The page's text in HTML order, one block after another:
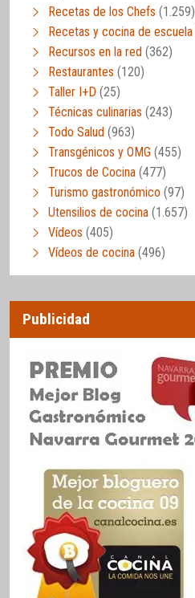
Recetas de los Chefs (1.259)
Recetas y cocina de escuela
Recursos en la red (362)
Restaurantes (120)
Taller I+D (25)
Técnicas culinarias (243)
Todo Salud (963)
Transgénicos y OMG (455)
Trucos de Cocina (477)
Turismo gastronómico (97)
Utensilios de cocina (1.657)
Vídeos (405)
Vídeos de cocina (496)
Publicidad